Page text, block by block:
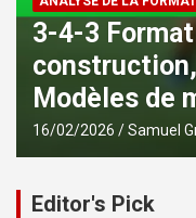
ANALYSE DE LA
3-4-3
forme,
13/02/2026 Samuel
Editor's Pick